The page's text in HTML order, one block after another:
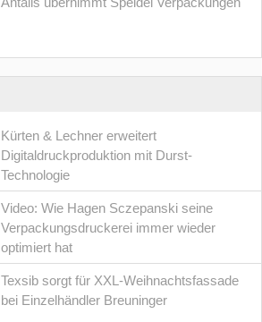
Kürten & Lechner erweitert
Digitaldruckproduktion mit Durst-
Technologie
Video: Wie Hagen Sczepanski seine
Verpackungsdruckerei immer wieder
optimiert hat
Texsib sorgt für XXL-Weihnachtsfassade
bei Einzelhändler Breuninger